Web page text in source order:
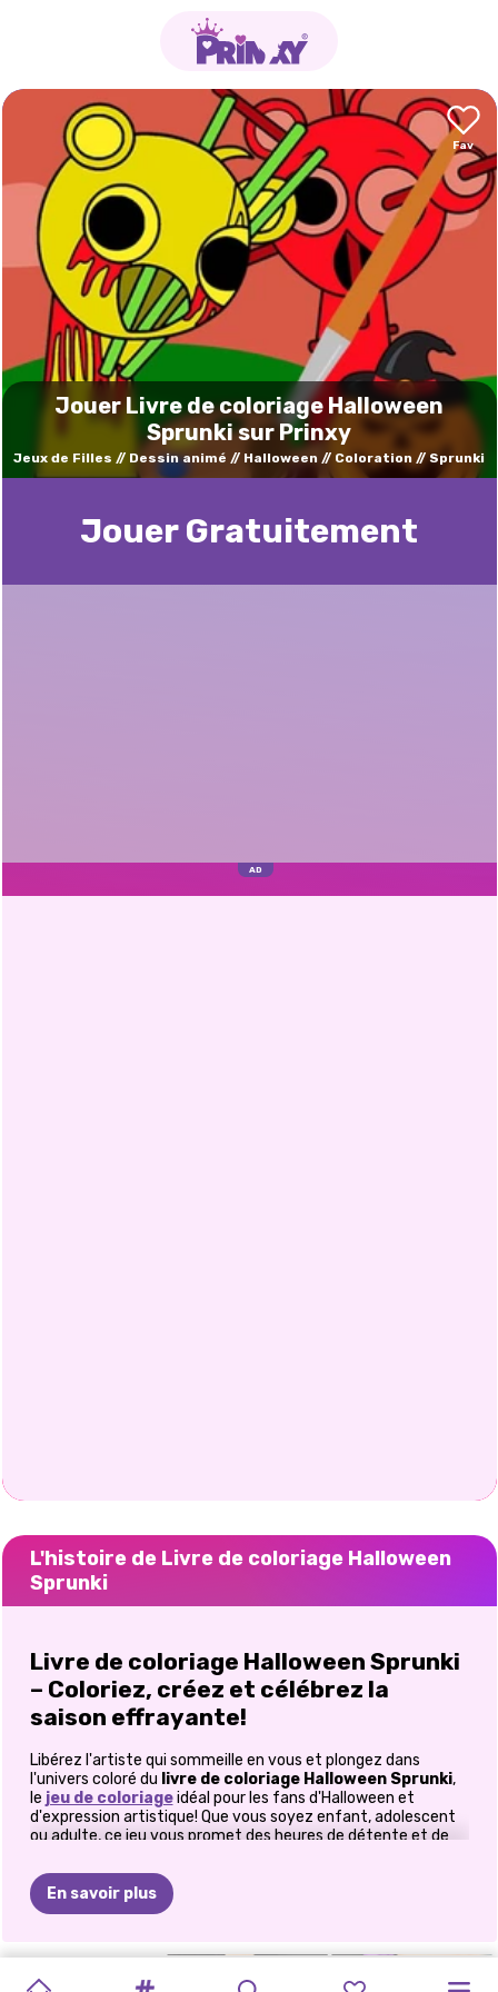
Jouer Livre de coloriage Halloween
Sprunki sur Prinxy
Jeux de Filles Dessin animé Halloween Coloration Sprunki
Jouer Gratuitement
L'histoire de Livre de coloriage Halloween
Sprunki
Livre de coloriage Halloween Sprunki
– Coloriez, créez et célébrez la
saison effrayante!
Libérez l'artiste qui sommeille en vous et plongez dans
l'univers coloré du livre de coloriage Halloween Sprunki,
le jeu de coloriageidéal pour les fans d'Halloween et
d'expression artistique! Que vous soyez enfant, adolescent
ou adulte, ce jeu vous promet des heures de détente et de
d'Halloween, prenez vos feutres numériques et donnez vie à
vos chefs-d'œuvre effrayants!
effrayante
En savoir plus
FÊTE
STUDIO TENDANCES
FASHIONISTA MAQUILLAGE